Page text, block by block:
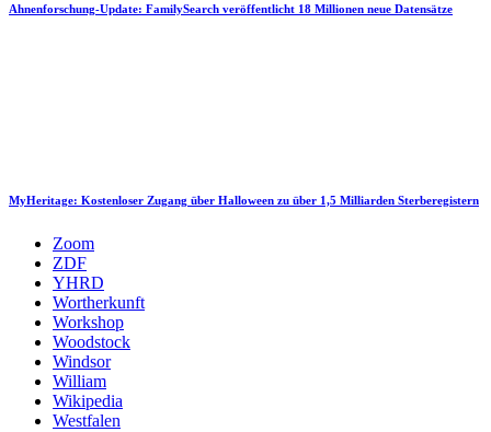
Ahnenforschung-Update: FamilySearch veröffentlicht 18 Millionen neue Datensätze
MyHeritage: Kostenloser Zugang über Halloween zu über 1,5 Milliarden Sterberegistern
Zoom
ZDF
YHRD
Wortherkunft
Workshop
Woodstock
Windsor
William
Wikipedia
Westfalen